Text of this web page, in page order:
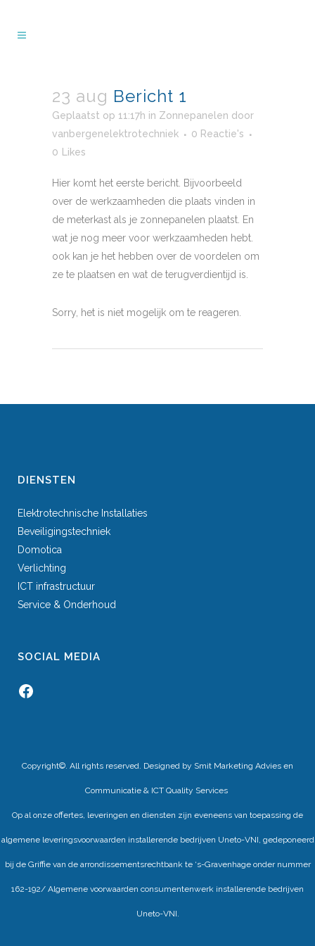
23 aug Bericht 1
Geplaatst op 11:17h in Zonnepanelen door
vanbergenelektrotechniek
0 Reactie's
0
Likes
Hier komt het eerste bericht. Bijvoorbeeld
over de werkzaamheden die plaats vinden in
de meterkast als je zonnepanelen plaatst. En
wat je nog meer voor werkzaamheden hebt.
ook kan je het hebben over de voordelen om
ze te plaatsen en wat de terugverdientijd is.
Sorry, het is niet mogelijk om te reageren.
DIENSTEN
Elektrotechnische Installaties
Beveiligingstechniek
Domotica
Verlichting
ICT infrastructuur
Service & Onderhoud
SOCIAL MEDIA
Facebook
Copyright©. All rights reserved. Designed by Smit Marketing Advies en
Communicatie & ICT Quality Services
Op al onze offertes, leveringen en diensten zijn eveneens van toepassing de
algemene leveringsvoorwaarden installerende bedrijven Uneto-VNI, gedeponeerd
bij de Griffie van de arrondissementsrechtbank te ‘s-Gravenhage onder nummer
162-192/ Algemene voorwaarden consumentenwerk installerende bedrijven
Uneto-VNI.